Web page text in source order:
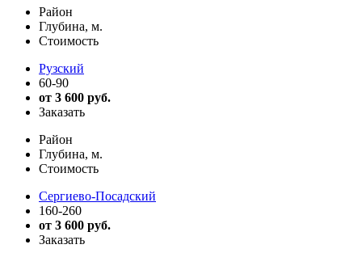
Район
Глубина, м.
Стоимость
Рузский
60-90
от 3 600 руб.
Заказать
Район
Глубина, м.
Стоимость
Сергиево-Посадский
160-260
от 3 600 руб.
Заказать